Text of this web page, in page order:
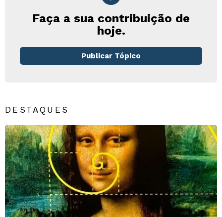
Faça a sua contribuição de
hoje.
Publicar Tópico
DESTAQUES